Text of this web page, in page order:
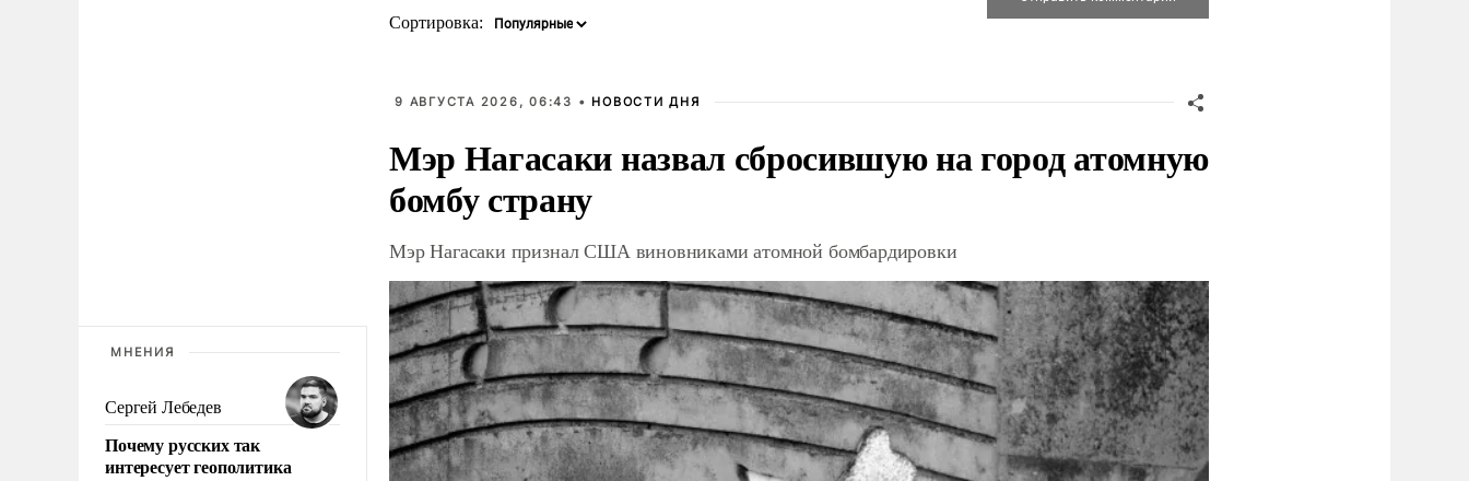
МНЕНИЯ
Сергей Лебедев
Почему русских так
интересует геополитика
Сортировка:
9 АВГУСТА 2026, 06:43 • НОВОСТИ ДНЯ
Мэр Нагасаки назвал сбросившую на город атомную
бомбу страну
Мэр Нагасаки признал США виновниками атомной бомбардировки